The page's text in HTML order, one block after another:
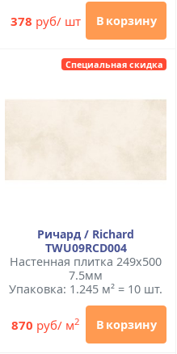
378 руб/ шт В корзину
Специальная скидка
Ричард / Richard
TWU09RCD004
Настенная плитка 249x500
7.5мм
Упаковка: 1.245 м² = 10 шт.
870 руб/ м2 В корзину